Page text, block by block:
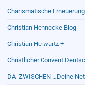
Charismatische Erneuerung
Christian Hennecke Blog
Christian Herwartz +
Christlicher Convent
DA_ZWISCHEN …Deine